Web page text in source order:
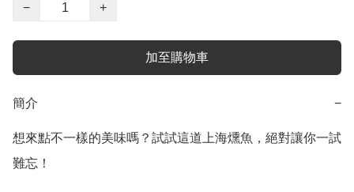
−
+
加至購物車
簡介 −
想來點不一樣的美味嗎？試試這道上海燻魚，絕對讓你一試
難忘！